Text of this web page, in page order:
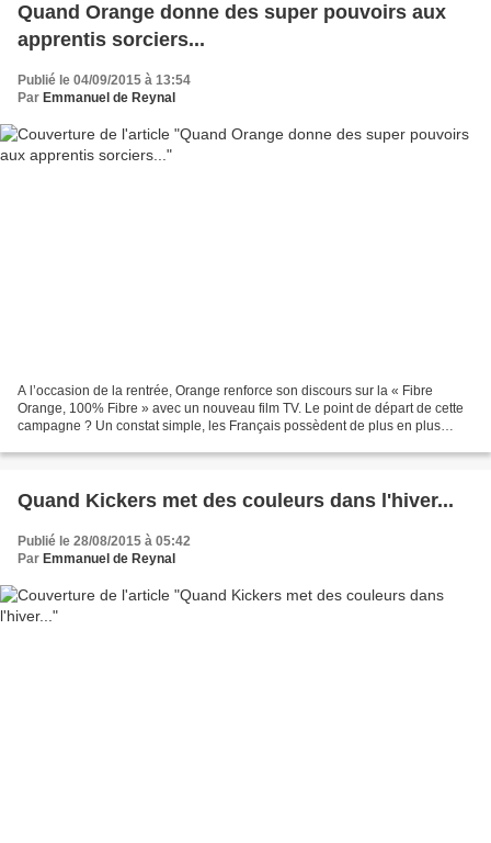
Quand Orange donne des super pouvoirs aux
apprentis sorciers...
Publié le 04/09/2015 à 13:54
Par Emmanuel de Reynal
A l’occasion de la rentrée, Orange renforce son discours sur la « Fibre
Orange, 100% Fibre » avec un nouveau film TV. Le point de départ de cette
campagne ? Un constat simple, les Français possèdent de plus en plus
Quand Kickers met des couleurs dans l'hiver...
Publié le 28/08/2015 à 05:42
Par Emmanuel de Reynal